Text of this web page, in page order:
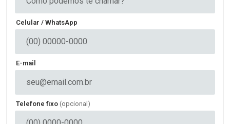
Celular / WhatsApp
E-mail
Telefone fixo (opcional)